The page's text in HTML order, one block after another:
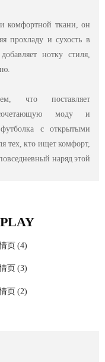
комфортной ткани, он
прохладу и сухость в
нотку стиля,
что поставляет
сочетающую моду и
с открытыми
тех, кто ищет комфорт,
наряд этой